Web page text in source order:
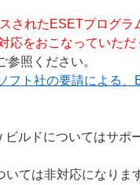
されたESETプログ
応をおこなっていた
照ください。
フト社の要請による
ルドについてはサポ
いては非対応になりま